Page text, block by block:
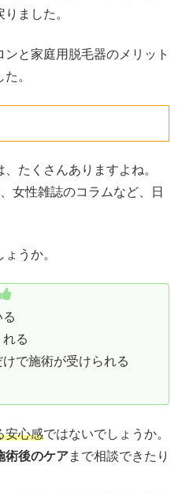
ました。
と家庭用脱毛器のメリット
。
たくさんありますよね。
女性雑誌のコラムなど、日
うか。
れる
で施術が受けられる
安心感ではないでしょうか。
術後のケアまで相談できたり